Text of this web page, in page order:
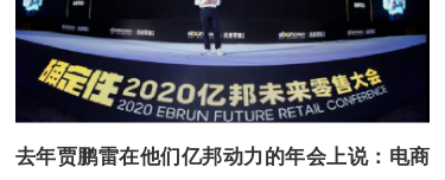
去年贾鹏雷在他们亿邦动力的年会上说：电商